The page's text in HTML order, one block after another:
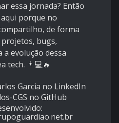
essa jornada? Então
porque no
de forma
bugs,
evolução dessa
tech. 👨💻🔥
Garcia no LinkedIn
CGS no GitHub